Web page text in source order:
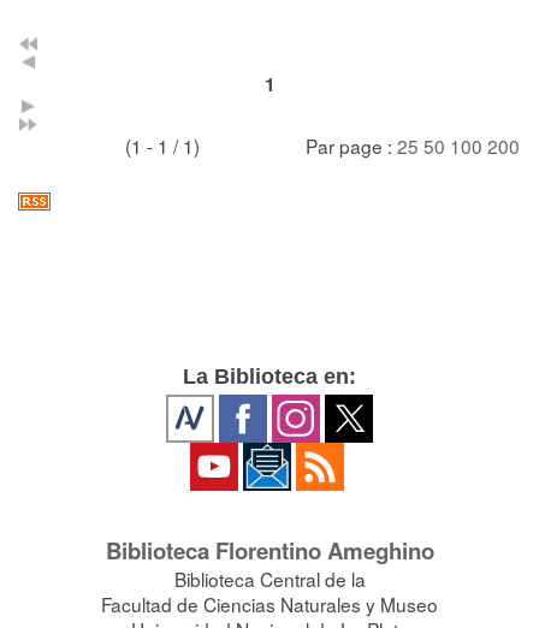
1
(1 - 1 / 1) Par page : 25 50 100 200
La Biblioteca en:
Biblioteca Florentino Ameghino
Biblioteca Central de la
Facultad de Ciencias Naturales y Museo